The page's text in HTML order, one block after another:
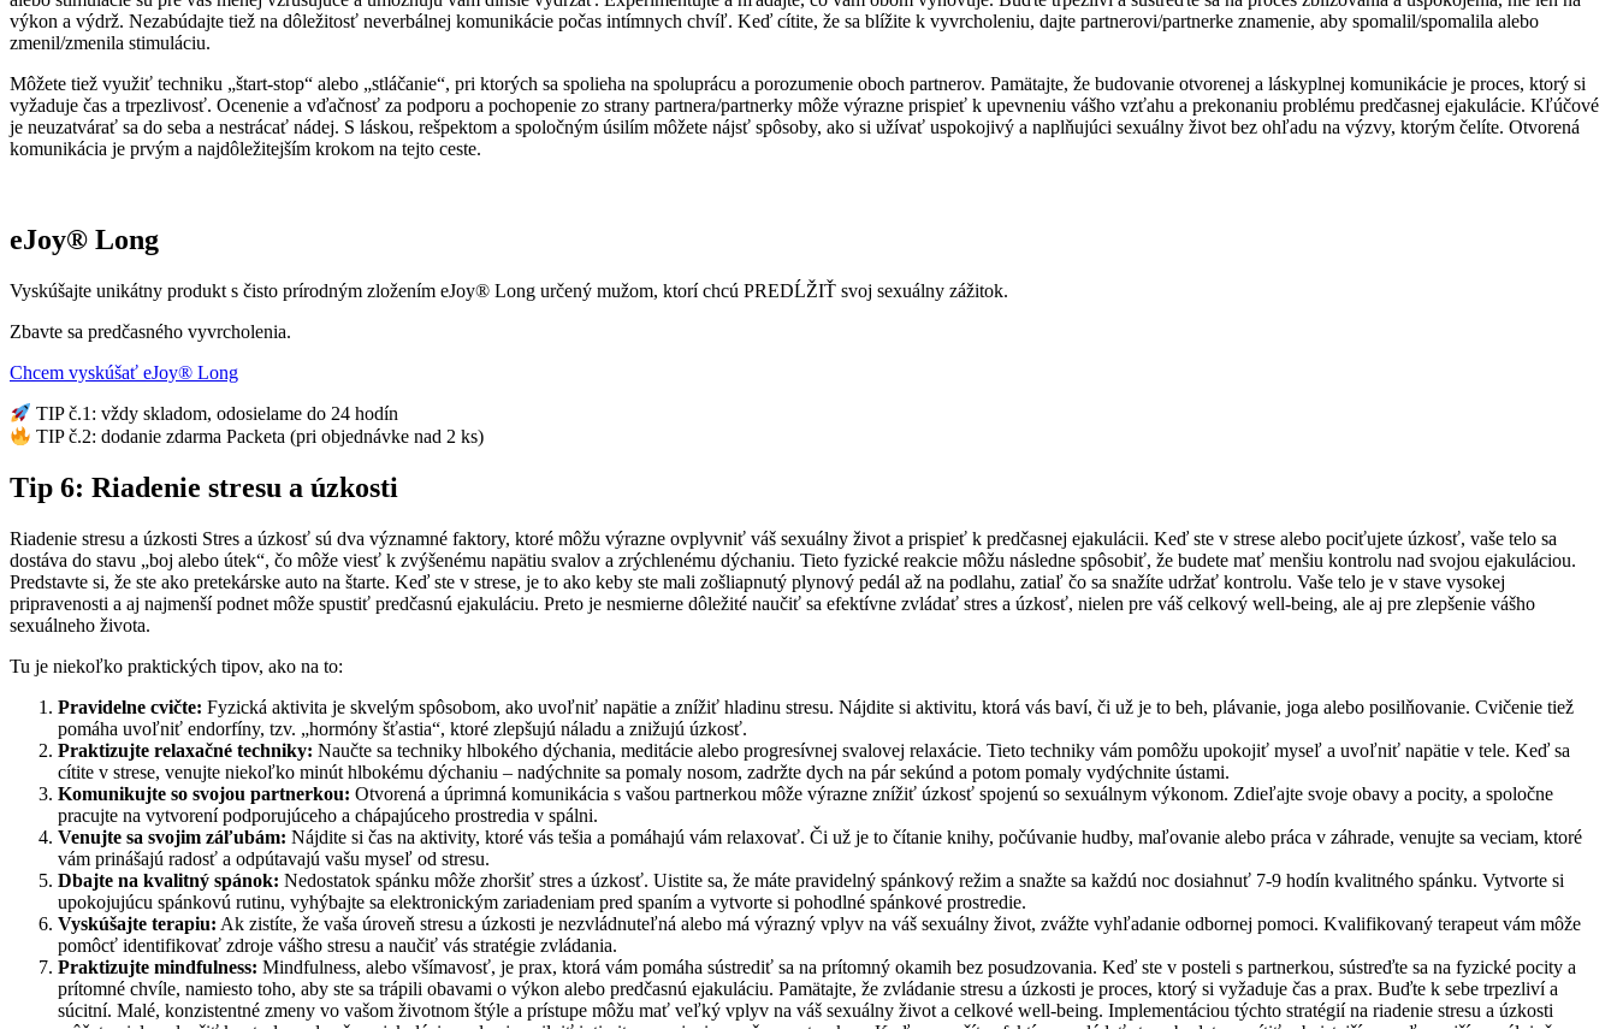
výkon a výdrž. Nezabúdajte tiež na dôležitosť neverbálnej komunikácie počas intímnych chvíľ. Keď cítite, že sa blížite k vyvrcholeniu, dajte partnerovi/partnerke znamenie, aby spomalil/spomalila alebo
zmenil/zmenila stimuláciu.
Môžete tiež využiť techniku „štart-stop“ alebo „stláčanie“, pri ktorých sa spolieha na spoluprácu a porozumenie oboch partnerov. Pamätajte, že budovanie otvorenej a láskyplnej komunikácie je proces, ktorý si
vyžaduje čas a trpezlivosť. Ocenenie a vďačnosť za podporu a pochopenie zo strany partnera/partnerky môže výrazne prispieť k upevneniu vášho vzťahu a prekonaniu problému predčasnej ejakulácie. Kľúčové
je neuzatvárať sa do seba a nestrácať nádej. S láskou, rešpektom a spoločným úsilím môžete nájsť spôsoby, ako si užívať uspokojivý a naplňujúci sexuálny život bez ohľadu na výzvy, ktorým čelíte. Otvorená
komunikácia je prvým a najdôležitejším krokom na tejto ceste.
eJoy® Long
Vyskúšajte unikátny produkt s čisto prírodným zložením eJoy® Long určený mužom, ktorí chcú PREDĹŽIŤ svoj sexuálny zážitok.
Zbavte sa predčasného vyvrcholenia.
Chcem vyskúšať eJoy® Long
TIP č.1: vždy skladom, odosielame do 24 hodín
TIP č.2: dodanie zdarma Packeta (pri objednávke nad 2 ks)
Tip 6: Riadenie stresu a úzkosti
Riadenie stresu a úzkosti Stres a úzkosť sú dva významné faktory, ktoré môžu výrazne ovplyvniť váš sexuálny život a prispieť k predčasnej ejakulácii. Keď ste v strese alebo pociťujete úzkosť, vaše telo sa
dostáva do stavu „boj alebo útek“, čo môže viesť k zvýšenému napätiu svalov a zrýchlenému dýchaniu. Tieto fyzické reakcie môžu následne spôsobiť, že budete mať menšiu kontrolu nad svojou ejakuláciou.
Predstavte si, že ste ako pretekárske auto na štarte. Keď ste v strese, je to ako keby ste mali zošliapnutý plynový pedál až na podlahu, zatiaľ čo sa snažíte udržať kontrolu. Vaše telo je v stave vysokej
pripravenosti a aj najmenší podnet môže spustiť predčasnú ejakuláciu. Preto je nesmierne dôležité naučiť sa efektívne zvládať stres a úzkosť, nielen pre váš celkový well-being, ale aj pre zlepšenie vášho
sexuálneho života.
Tu je niekoľko praktických tipov, ako na to:
Pravidelne cvičte: Fyzická aktivita je skvelým spôsobom, ako uvoľniť napätie a znížiť hladinu stresu. Nájdite si aktivitu, ktorá vás baví, či už je to beh, plávanie, joga alebo posilňovanie. Cvičenie tiež
pomáha uvoľniť endorfíny, tzv. „hormóny šťastia“, ktoré zlepšujú náladu a znižujú úzkosť.
Praktizujte relaxačné techniky: Naučte sa techniky hlbokého dýchania, meditácie alebo progresívnej svalovej relaxácie. Tieto techniky vám pomôžu upokojiť myseľ a uvoľniť napätie v tele. Keď sa
cítite v strese, venujte niekoľko minút hlbokému dýchaniu – nadýchnite sa pomaly nosom, zadržte dych na pár sekúnd a potom pomaly vydýchnite ústami.
Komunikujte so svojou partnerkou: Otvorená a úprimná komunikácia s vašou partnerkou môže výrazne znížiť úzkosť spojenú so sexuálnym výkonom. Zdieľajte svoje obavy a pocity, a spoločne
pracujte na vytvorení podporujúceho a chápajúceho prostredia v spálni.
Venujte sa svojim záľubám: Nájdite si čas na aktivity, ktoré vás tešia a pomáhajú vám relaxovať. Či už je to čítanie knihy, počúvanie hudby, maľovanie alebo práca v záhrade, venujte sa veciam, ktoré
vám prinášajú radosť a odpútavajú vašu myseľ od stresu.
Dbajte na kvalitný spánok: Nedostatok spánku môže zhoršiť stres a úzkosť. Uistite sa, že máte pravidelný spánkový režim a snažte sa každú noc dosiahnuť 7-9 hodín kvalitného spánku. Vytvorte si
upokojujúcu spánkovú rutinu, vyhýbajte sa elektronickým zariadeniam pred spaním a vytvorte si pohodlné spánkové prostredie.
Vyskúšajte terapiu: Ak zistíte, že vaša úroveň stresu a úzkosti je nezvládnuteľná alebo má výrazný vplyv na váš sexuálny život, zvážte vyhľadanie odbornej pomoci. Kvalifikovaný terapeut vám môže
pomôcť identifikovať zdroje vášho stresu a naučiť vás stratégie zvládania.
Praktizujte mindfulness: Mindfulness, alebo všímavosť, je prax, ktorá vám pomáha sústrediť sa na prítomný okamih bez posudzovania. Keď ste v posteli s partnerkou, sústreďte sa na fyzické pocity a
prítomné chvíle, namiesto toho, aby ste sa trápili obavami o výkon alebo predčasnú ejakuláciu. Pamätajte, že zvládanie stresu a úzkosti je proces, ktorý si vyžaduje čas a prax. Buďte k sebe trpezliví a
súcitní. Malé, konzistentné zmeny vo vašom životnom štýle a prístupe môžu mať veľký vplyv na váš sexuálny život a celkové well-being. Implementáciou týchto stratégií na riadenie stresu a úzkosti